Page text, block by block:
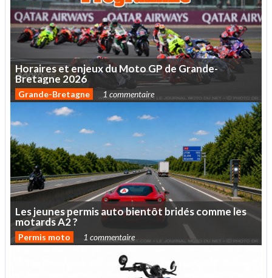
HorairesetenjeuxduMoto GPdeGrande-
Bretagne2026
Grande-Bretagne 1 commentaire
Lesjeunespermisautobientôt bridéscommeles
motardsA2?
Permis moto 1 commentaire